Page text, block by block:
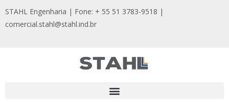
STAHL Engenharia | Fone: + 55 51 3783-9518 |
comercial.stahl@stahl.ind.br